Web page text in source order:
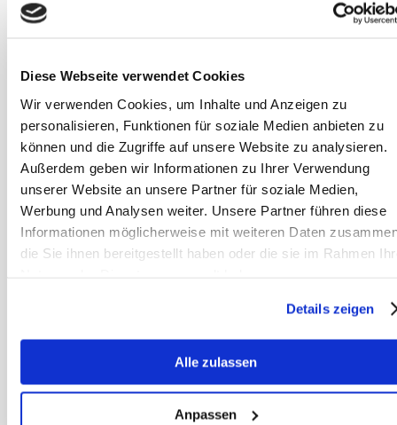
Diese Webseite verwendet Cookies
Wir verwenden Cookies, um Inhalte und Anzeigen zu
personalisieren, Funktionen für soziale Medien anbieten zu
können und die Zugriffe auf unsere Website zu analysieren.
Außerdem geben wir Informationen zu Ihrer Verwendung
unserer Website an unsere Partner für soziale Medien,
Werbung und Analysen weiter. Unsere Partner führen diese
Informationen möglicherweise mit weiteren Daten
die Sie ihnen bereitgestellt haben oder die sie im Rahmen
Details zeigen
Alle zulassen
Anpassen
Hufrehe
– nicht nur eine
Frühlingskrankheit
Husten
– keine Krankheit, sondern
ein Symptom
Infektionskrankheiten der Hufe
–
Strahlfäule, Abszesse, White Line
Insulinresistenz
– Viel häufiger als
man denkt!